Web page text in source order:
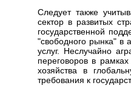
Следует также
сектор в развитых
государственной
"свободного рынка" в
услуг. Неслучайно
переговоров в
хозяйства в
требования к